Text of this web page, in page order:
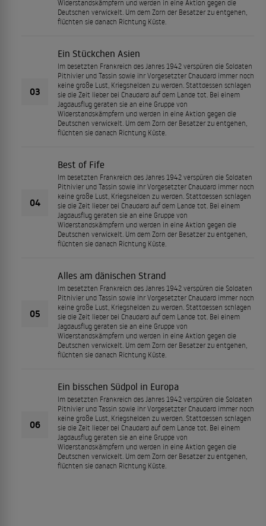
Widerstandskämpfern und werden in eine Aktion gegen die
Deutschen verwickelt. Um dem Zorn der Besatzer zu entgehen,
flüchten sie danach Richtung Küste.
03
Ein Stückchen Asien
Im besetzten Frankreich des Jahres 1942 verspüren die Soldaten
Pithivier und Tassin sowie ihr Vorgesetzter Chaudard immer noch
keine große Lust, Kriegshelden zu werden. Stattdessen schlagen
sie die Zeit lieber bei Chaudard auf dem Lande tot. Bei einem
Jagdausflug geraten sie an eine Gruppe von
Widerstandskämpfern und werden in eine Aktion gegen die
Deutschen verwickelt. Um dem Zorn der Besatzer zu entgehen,
flüchten sie danach Richtung Küste.
04
Best of Fife
Im besetzten Frankreich des Jahres 1942 verspüren die Soldaten
Pithivier und Tassin sowie ihr Vorgesetzter Chaudard immer noch
keine große Lust, Kriegshelden zu werden. Stattdessen schlagen
sie die Zeit lieber bei Chaudard auf dem Lande tot. Bei einem
Jagdausflug geraten sie an eine Gruppe von
Widerstandskämpfern und werden in eine Aktion gegen die
Deutschen verwickelt. Um dem Zorn der Besatzer zu entgehen,
flüchten sie danach Richtung Küste.
05
Alles am dänischen Strand
Im besetzten Frankreich des Jahres 1942 verspüren die Soldaten
Pithivier und Tassin sowie ihr Vorgesetzter Chaudard immer noch
keine große Lust, Kriegshelden zu werden. Stattdessen schlagen
sie die Zeit lieber bei Chaudard auf dem Lande tot. Bei einem
Jagdausflug geraten sie an eine Gruppe von
Widerstandskämpfern und werden in eine Aktion gegen die
Deutschen verwickelt. Um dem Zorn der Besatzer zu entgehen,
flüchten sie danach Richtung Küste.
06
Ein bisschen Südpol in Europa
Im besetzten Frankreich des Jahres 1942 verspüren die Soldaten
Pithivier und Tassin sowie ihr Vorgesetzter Chaudard immer noch
keine große Lust, Kriegshelden zu werden. Stattdessen schlagen
sie die Zeit lieber bei Chaudard auf dem Lande tot. Bei einem
Jagdausflug geraten sie an eine Gruppe von
Widerstandskämpfern und werden in eine Aktion gegen die
Deutschen verwickelt. Um dem Zorn der Besatzer zu entgehen,
flüchten sie danach Richtung Küste.